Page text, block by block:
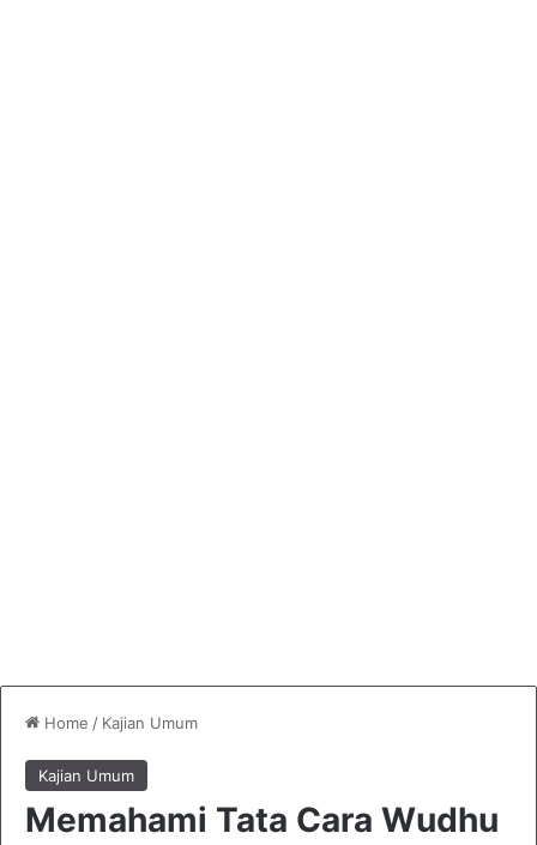
Home / Kajian Umum
Kajian Umum
Memahami Tata Cara Wudhu